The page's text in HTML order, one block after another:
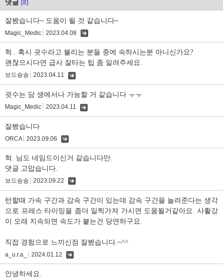
댓글 [8]
잘봤습니다~ 도움이 될 것 같습니다~
Magic_Medic 2023.04.08
헉.. 혹시 굇수라고 불리는 분들 중에 속하시는분 아니신가요?
괜찮으시다면 급사 잘타는 팁 좀 알려주세요.
보드슝슝 2023.04.11
굇수는 담 생에서나 가능할 거 같습니다 ㅜㅜ
Magic_Medic 2023.04.11
잘봤습니다
ORCA 2023.09.06
글
헉. 님도 네임드이신거 같습니다만.
댓글 고맙습니다.
보드슝슝 2023.09.22
턴할때 가속 구간과 감속 구간이 있는데 감속 구간을 늘려준다는 생각
으로 프레스 타이밍을 좀더 일찍가져 가시면 도움될거같아요. 사활강
이 오래 지속되면 속도가 붙는건 당연하구요.
직접 경험으로 느끼신점 잘봤습니다.~^^
a_u.r.a_ 2024.01.12
안녕하세요.